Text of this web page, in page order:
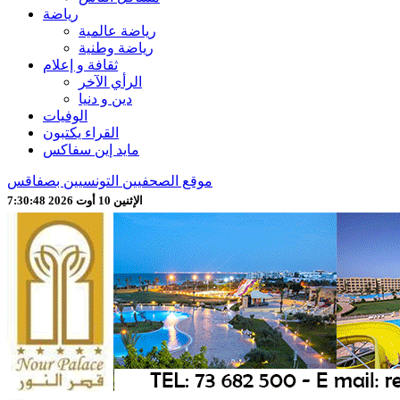
رياضة
رياضة عالمية
رياضة وطنية
ثقافة و إعلام
الرأي الآخر
دين و دنيا
الوفيات
القراء يكتبون
مايد إين سفاكس
موقع الصحفيين التونسيين بصفاقس
الإثنين 10 أوت 2026 7:30:50